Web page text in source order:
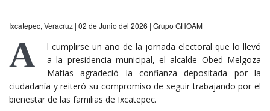
Ixcatepec, Veracruz | 02 de Junio del 2026 | Grupo GHOAM
A
l cumplirse un año de la jornada electoral que lo llevó
a la presidencia municipal, el alcalde Obed Melgoza
Matías agradeció la confianza depositada por la
ciudadanía y reiteró su compromiso de seguir trabajando por el
bienestar de las familias de Ixcatepec.